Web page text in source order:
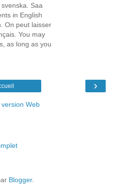
Saa
in English
On peut laisser
You may
as long as you
›
Web
Blogger.